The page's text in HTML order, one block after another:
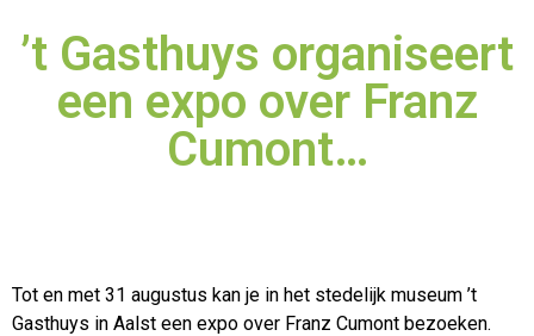
’t Gasthuys organiseert
een expo over Franz
Cumont…
Tot en met 31 augustus kan je in het stedelijk museum ’t
Gasthuys in Aalst een expo over Franz Cumont bezoeken.